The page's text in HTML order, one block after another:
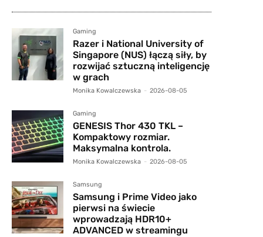
Gaming
Razer i National University of
Singapore (NUS) łączą siły, by
rozwijać sztuczną inteligencję
w grach
Monika Kowalczewska - 2026-08-05
Gaming
GENESIS Thor 430 TKL –
Kompaktowy rozmiar.
Maksymalna kontrola.
Monika Kowalczewska - 2026-08-05
Samsung
Samsung i Prime Video jako
pierwsi na świecie
wprowadzają HDR10+
ADVANCED w streamingu